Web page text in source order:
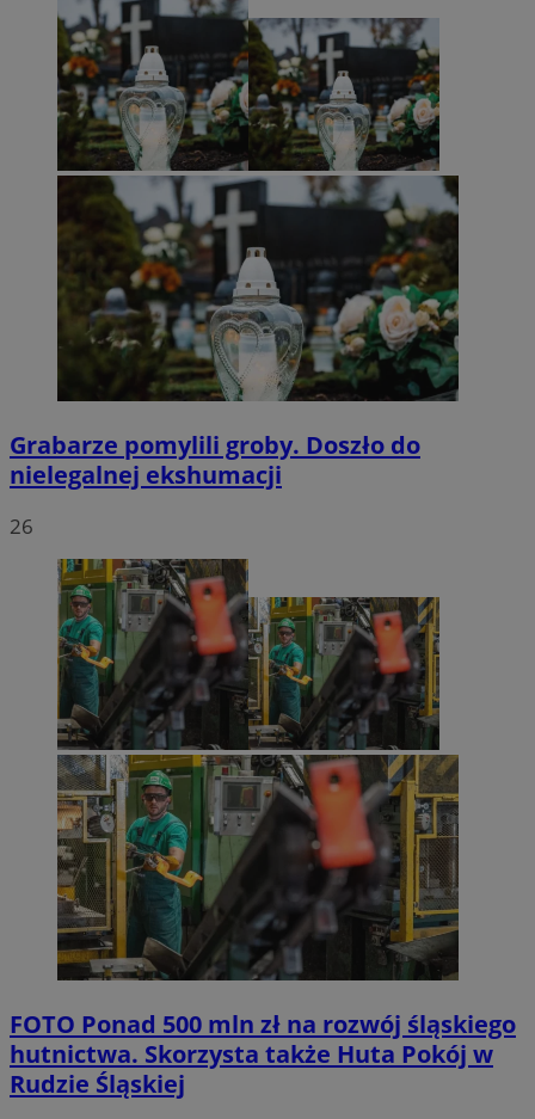
Grabarze pomylili groby. Doszło do
nielegalnej ekshumacji
26
FOTO Ponad 500 mln zł na rozwój śląskiego
hutnictwa. Skorzysta także Huta Pokój w
Rudzie Śląskiej